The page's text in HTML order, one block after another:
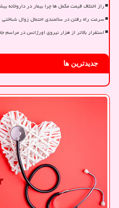
راز اختلاف قیمت مکمل ها چرا بیمار در داروخانه
سرعت راه رفتن در سالمندی احتمال زوال شناختی
استقرار بالاتر از هزار نیروی اورژانس در مراسم
جدیدترین ها